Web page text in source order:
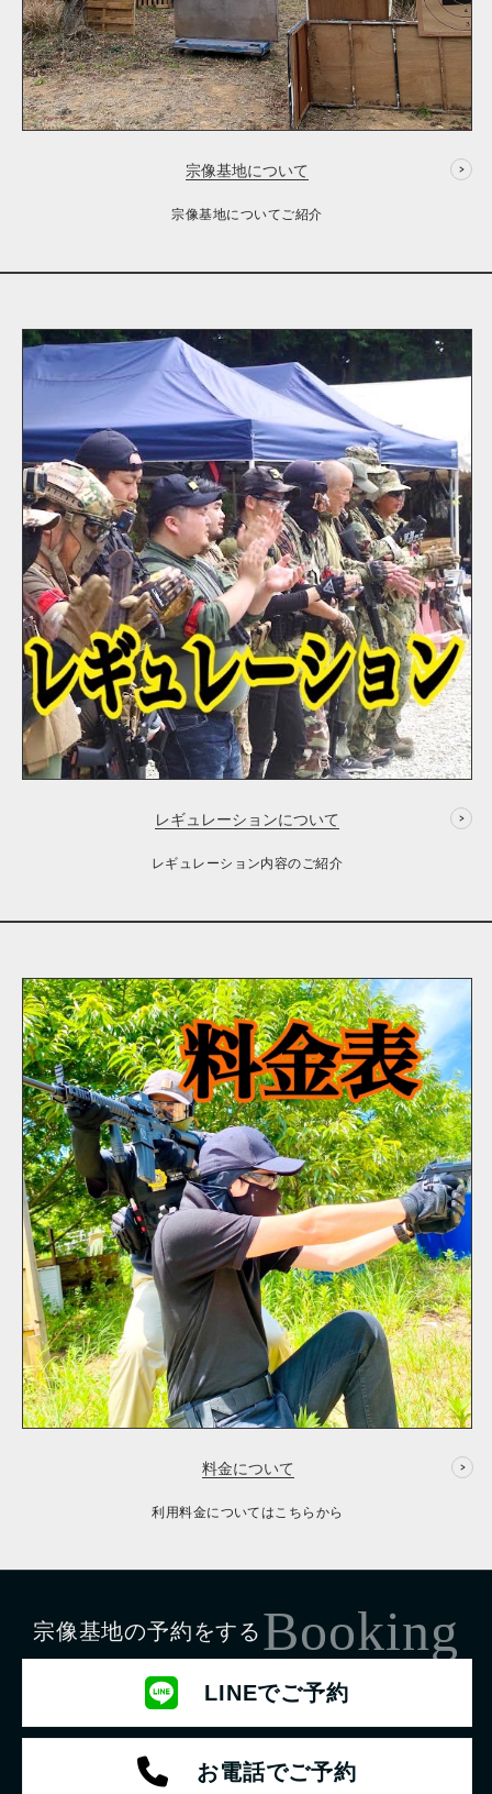
宗像基地について
宗像基地についてご紹介
レギュレーションについて
レギュレーション内容のご紹介
料金について
利用料金についてはこちらから
Booking
宗像基地の予約をする
LINEでご予約
お電話でご予約